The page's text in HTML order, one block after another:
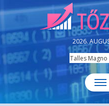
2026.